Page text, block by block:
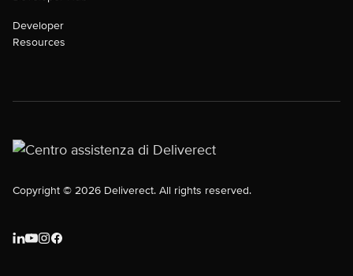
Developer
Resources
Copyright © 2026 Deliverect. All rights reserved.